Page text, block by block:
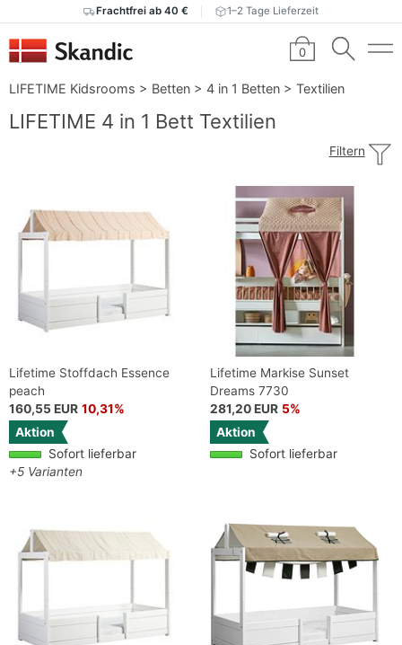
Frachtfrei ab 40 € 1–2 Tage Lieferzeit
0
LIFETIME Kidsrooms > Betten > 4 in 1 Betten > Textilien
LIFETIME 4 in 1 Bett Textilien
Filtern
Lifetime Stoffdach Essence
peach
160,55 EUR 10,31%
Aktion
Sofort lieferbar
+5 Varianten
Lifetime Markise Sunset
Dreams 7730
281,20 EUR 5%
Aktion
Sofort lieferbar